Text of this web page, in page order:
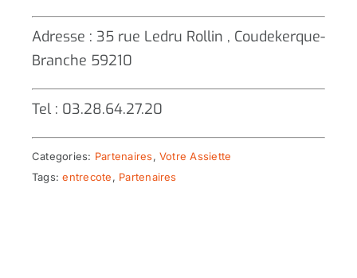
Adresse : 35 rue Ledru Rollin , Coudekerque-
Branche 59210
Tel : 03.28.64.27.20
Categories: Partenaires, Votre Assiette
Tags:entrecote, Partenaires